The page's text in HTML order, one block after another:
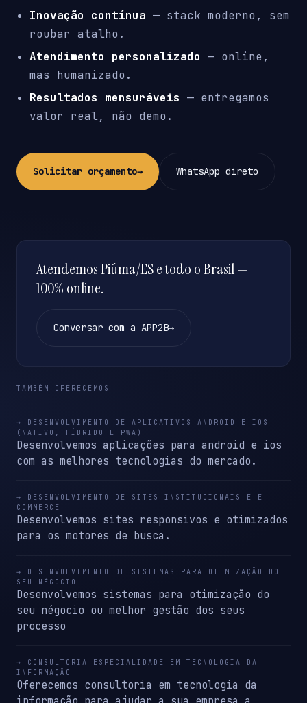
Inovação contínua — stack moderno, sem
roubar atalho.
Atendimento personalizado — online,
mas humanizado.
Resultados mensuráveis — entregamos
valor real, não demo.
Solicitar orçamento→ WhatsApp direto
Atendemos Piúma/ES e todo o Brasil —
100% online.
Conversar com a APP2B→
TAMBÉM OFERECEMOS
→ DESENVOLVIMENTO DE APLICATIVOS ANDROID E IOS
(NATIVO, HÍBRIDO E PWA)
Desenvolvemos aplicações para android e ios
com as melhores tecnologias do mercado.
→ DESENVOLVIMENTO DE SITES INSTITUCIONAIS E E-
COMMERCE
Desenvolvemos sites responsivos e otimizados
para os motores de busca.
→ DESENVOLVIMENTO DE SISTEMAS PARA OTIMIZAÇÃO DO
SEU NÉGOCIO
Desenvolvemos sistemas para otimização do
seu négocio ou melhor gestão dos seus
processo
→ CONSULTORIA ESPECIALIDADE EM TECNOLOGIA DA
INFORMAÇÃO
Oferecemos consultoria em tecnologia da